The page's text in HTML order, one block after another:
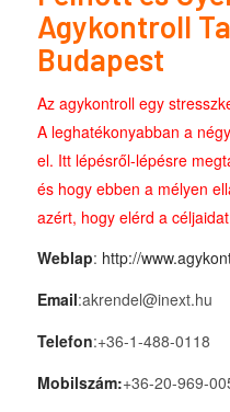
Agykontroll
Budapest
Az agykontroll egy
A leghatékonyabban a
el. Itt lépésről-lépésre
és hogy ebben a mélyen
azért, hogy elérd a
Weblap: http://
Email:akrendel@inext.hu
Telefon:+36-1-488-0118
Mobilszám:+36-20-969-